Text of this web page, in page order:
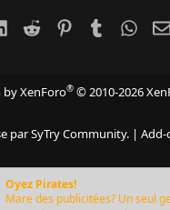
LinkedIn
Reddit PinterestTumblr
XenForo® © 2010-2026
par SyTry Community. | Add-
Oyez Pirates!
Mare des publicitées? Un seul